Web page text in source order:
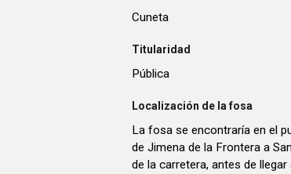
Cuneta
Titularidad
Pública
Localización de la fosa
La fosa se encontraría en el
de Jimena de la Frontera a
de la carretera, antes de